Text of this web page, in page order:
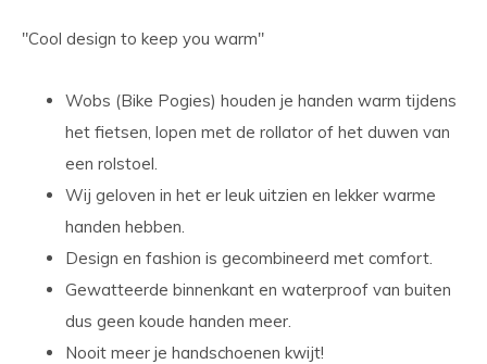
"Cool design to keep you warm"
Wobs (Bike Pogies) houden je handen warm tijdens
het fietsen, lopen met de rollator of het duwen van
een rolstoel.
Wij geloven in het er leuk uitzien en lekker warme
handen hebben.
Design en fashion is gecombineerd met comfort.
Gewatteerde binnenkant en waterproof van buiten
dus geen koude handen meer.
Nooit meer je handschoenen kwijt!